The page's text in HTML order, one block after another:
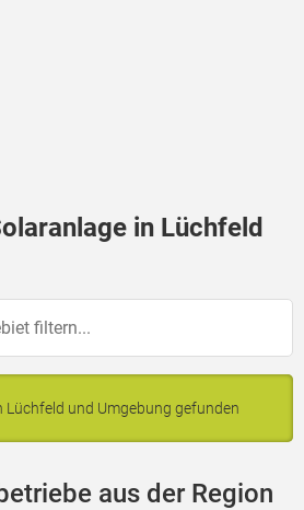
in Lüchfeld
Lüchfeld und Umgebung gefunden
aus der Region